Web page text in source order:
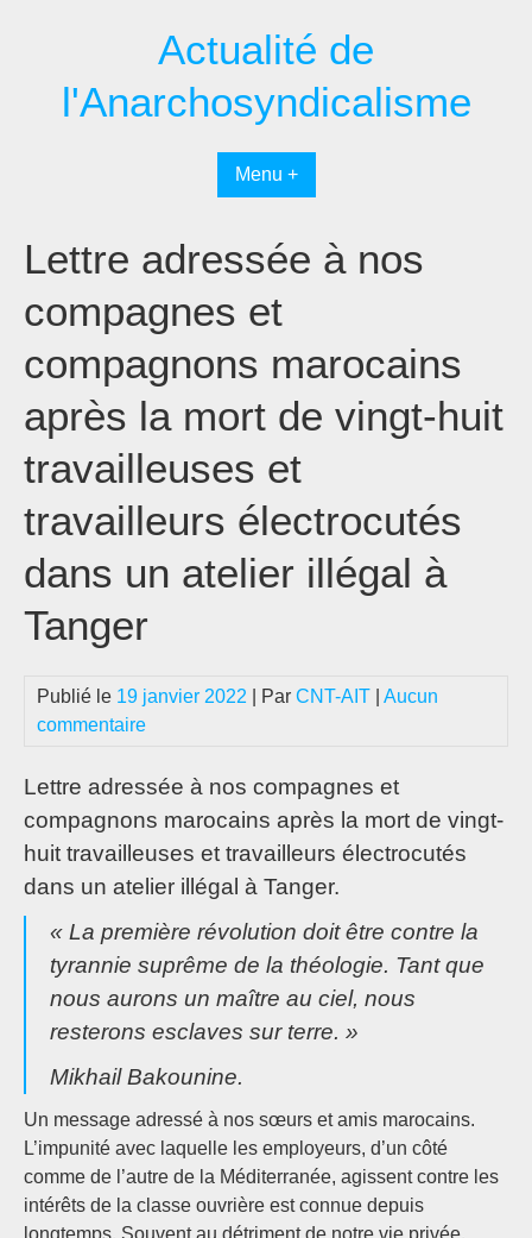
Actualité de
l'Anarchosyndicalisme
Menu +
Lettre adressée à nos
compagnes et
compagnons marocains
après la mort de vingt-huit
travailleuses et
travailleurs électrocutés
dans un atelier illégal à
Tanger
Publié le 19 janvier 2022 | Par CNT-AIT
Aucun
commentaire
Lettre adressée à nos compagnes et
compagnons marocains après la mort de vingt-
huit travailleuses et travailleurs électrocutés
dans un atelier illégal à Tanger.
« La première révolution doit être contre la
tyrannie suprême de la théologie. Tant que
nous aurons un maître au ciel, nous
resterons esclaves sur terre. »
Mikhail Bakounine.
Un message adressé à nos sœurs et amis marocains.
L’impunité avec laquelle les employeurs, d’un côté
comme de l’autre de la Méditerranée, agissent contre les
intérêts de la classe ouvrière est connue depuis
longtemps. Souvent au détriment de notre vie privée.